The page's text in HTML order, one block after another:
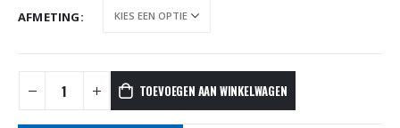
AFMETING
TOEVOEGEN AAN WINKELWAGEN